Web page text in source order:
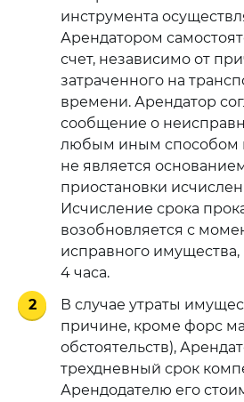
инструмента
Арендатором
счет, независимо от
затраченного на
времени. Арендатор
сообщение о
любым иным способом
не является
приостановки
Исчисление срока
возобновляется с
исправного имущества,
4 часа.
2
В случае утраты
причине, кроме форс
обстоятельств),
трехдневный срок
Арендодателю его